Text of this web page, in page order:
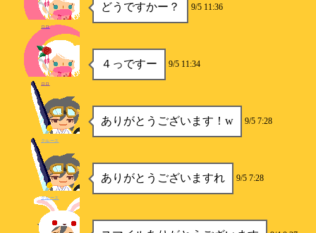
どうですかー？ 9/5 11:36
ロロ
４っですー 9/5 11:34
ロロ
ありがとうございます！w 9/5 7:28
クルース
ありがとうございますれ 9/5 7:28
クルース